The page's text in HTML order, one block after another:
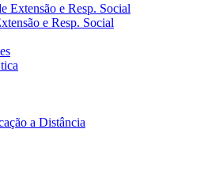
Extensão e Resp. Social
e Resp. Social
a Distância